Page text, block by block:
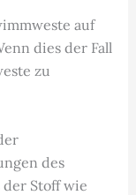
auf
dies der Fall
zu
des
der Stoff wie